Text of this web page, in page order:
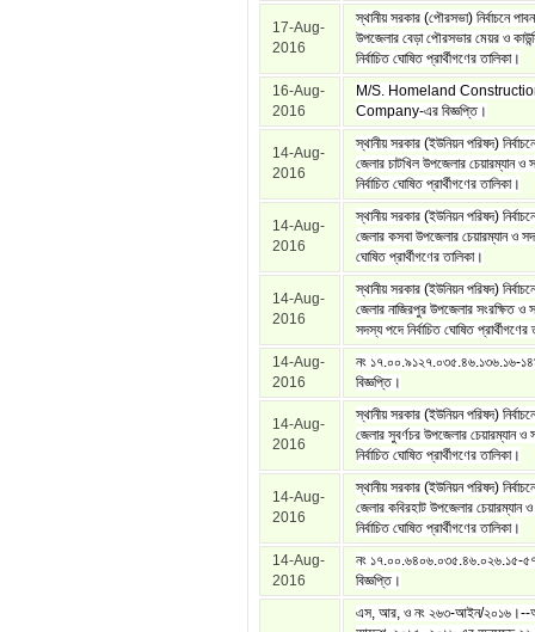
17-Aug-
2016
স্থানীয় সরকার (পৌরসভা) নির্বাচনে
উপজেলার বেড়া পৌরসভার মেয়র ও
নির্বাচিত ঘোষিত প্রার্থীগণের তালিকা।
16-Aug-
2016
M/S. Homeland
Company-এর বিজ্ঞপ্তি।
14-Aug-
2016
স্থানীয় সরকার (ইউনিয়ন পরিষদ)
জেলার চাটখিল উপজেলার চেয়ারম্যান ও
নির্বাচিত ঘোষিত প্রার্থীগণের তালিকা।
14-Aug-
2016
স্থানীয় সরকার (ইউনিয়ন পরিষদ) নির্বাচনে
জেলার কসবা উপজেলার চেয়ারম্যান ও
ঘোষিত প্রার্থীগণের তালিকা।
14-Aug-
2016
স্থানীয় সরকার (ইউনিয়ন পরিষদ)
জেলার নাজিরপুর উপজেলার সংরক্ষিত ও
সদস্য পদে নির্বাচিত ঘোষিত প্রার্থীগণের
14-Aug-
2016
নং ১৭.০০.৯১২৭.০৩৫.৪৬.১৩৬.১৬-
বিজ্ঞপ্তি।
14-Aug-
2016
স্থানীয় সরকার (ইউনিয়ন পরিষদ)
জেলার সুবর্ণচর উপজেলার চেয়ারম্যান ও
নির্বাচিত ঘোষিত প্রার্থীগণের তালিকা।
14-Aug-
2016
স্থানীয় সরকার (ইউনিয়ন পরিষদ)
জেলার কবিরহাট উপজেলার চেয়ারম্যান
নির্বাচিত ঘোষিত প্রার্থীগণের তালিকা।
14-Aug-
2016
নং ১৭.০০.৬৪০৬.০৩৫.৪৬.০২৬.১৫-
বিজ্ঞপ্তি।
এস, আর, ও নং ২৬৩-আইন/২০১৬।--